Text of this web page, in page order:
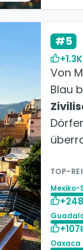
#5
+1.3K
Von
Blau
TOP-
+248
+107
Oaxaca